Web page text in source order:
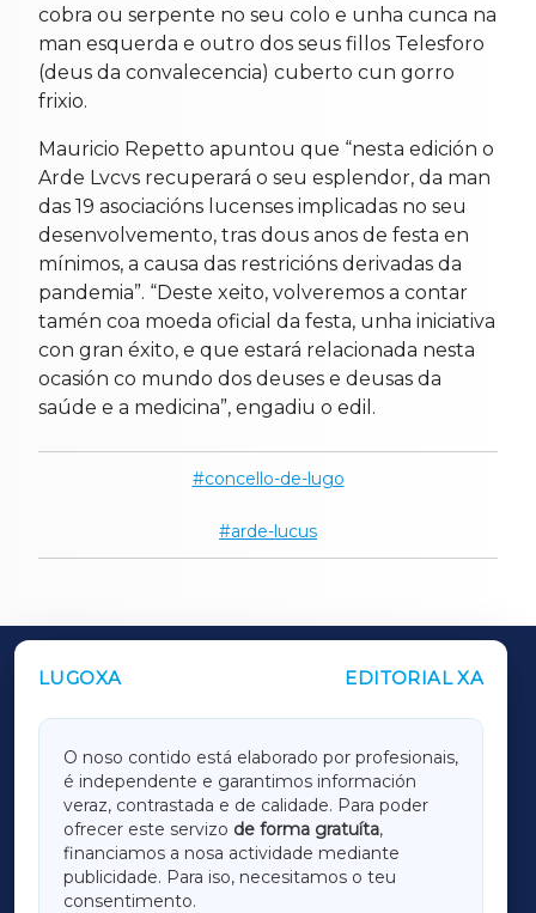
cobra ou serpente no seu colo e unha cunca na
man esquerda e outro dos seus fillos Telesforo
(deus da convalecencia) cuberto cun gorro
frixio.
Mauricio Repetto apuntou que “nesta edición o
Arde Lvcvs recuperará o seu esplendor, da man
das 19 asociacións lucenses implicadas no seu
desenvolvemento, tras dous anos de festa en
mínimos, a causa das restricións derivadas da
pandemia”. “Deste xeito, volveremos a contar
tamén coa moeda oficial da festa, unha iniciativa
con gran éxito, e que estará relacionada nesta
ocasión co mundo dos deuses e deusas da
saúde e a medicina”, engadiu o edil.
concello-de-lugo
arde-lucus
LUGOXA EDITORIAL XA
O noso contido está elaborado por profesionais,
é independente e garantimos información
veraz, contrastada e de calidade. Para poder
ofrecer este servizo de forma gratuíta,
financiamos a nosa actividade mediante
publicidade. Para iso, necesitamos o teu
consentimento.
OUTROS PERIÓDICOS
LUGOXA
TERRACHAXA